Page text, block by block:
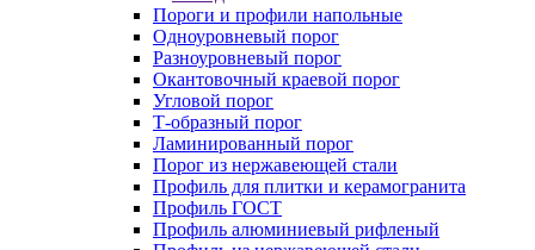
Пороги и профили напольные
Одноуровневый порог
Разноуровневый порог
Окантовочный краевой порог
Угловой порог
Т-образный порог
Ламинированный порог
Порог из нержавеющей стали
Профиль для плитки и керамогранита
Профиль ГОСТ
Профиль алюминиевый рифленый